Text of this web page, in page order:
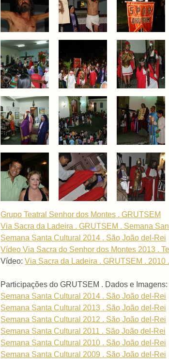
Grupo Teatral Senhor dos Montes . GRUTSEM
Via Sacra da Ladeira . GRUTSEM . Semana
Semana Santa Cultural 2014 . São João del-Rei
Vídeo Via Sacra do Senhor dos Montes 2013 .
Vídeo: Via Sacra da Ladeira . GRUTSEM . 2010
Participações do GRUTSEM . Dados e Imagens:
Semana Santa Cultural 2014 . São João del-Rei
Semana Santa Cultural 2013 . São João del-Rei
Semana Santa Cultural 2012 . São João del-Rei
Semana Santa Cultural 2011 . São João del-Rei
Semana Santa Cultural 2010 . São João del-Rei
Semana Santa Cultural 2009 . São João del-Rei